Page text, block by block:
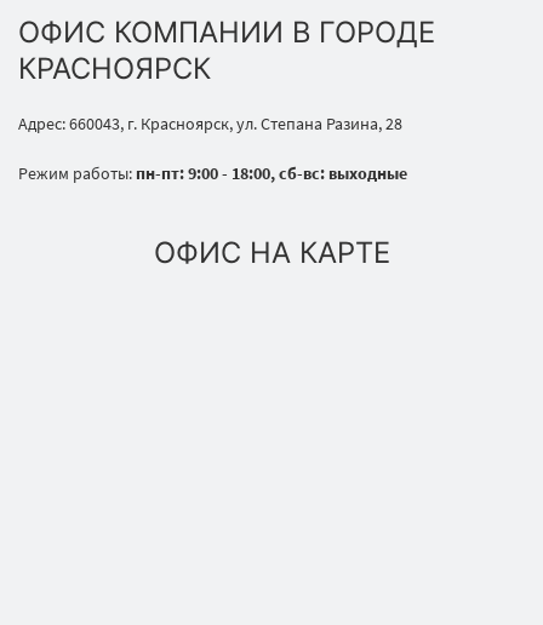
ОФИС КОМПАНИИ В ГОРОДЕ
КРАСНОЯРСК
Адрес: 660043, г. Красноярск, ул. Степана Разина, 28
Режим работы: пн-пт: 9:00 - 18:00, сб-вс: выходные
ОФИС НА КАРТЕ